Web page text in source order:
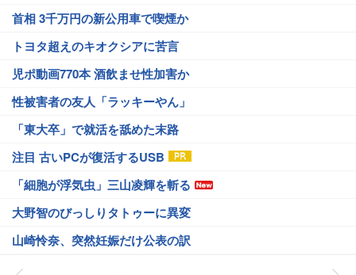
首相 3千万円の新公用車で喫煙か
トヨタ超えのキオクシアに苦言
児ポ動画770本 酒飲ませ性加害か
性被害者の友人「ラッキーやん」
「東大卒」で就活を舐めた末路
注目 古いPCが復活するUSB
「細胞が浮気虫」三山凌輝を斬る
大野智のびっしりタトゥーに異変
山崎怜奈、突然妊娠だけ公表の訳